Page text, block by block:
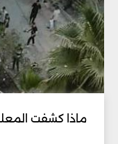
ماذا كشفت